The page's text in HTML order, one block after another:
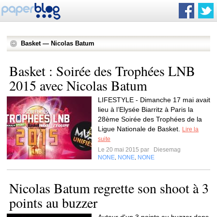
Basket — Nicolas Batum
Basket : Soirée des Trophées LNB
2015 avec Nicolas Batum
LIFESTYLE - Dimanche 17 mai avait
lieu à l’Elysée Biarritz à Paris la
28ème Soirée des Trophées de la
Ligue Nationale de Basket.
Lire la
suite
Le 20 mai 2015 par
Diesemag
NONE NONE NONE
Nicolas Batum regrette son shoot à 3
points au buzzer